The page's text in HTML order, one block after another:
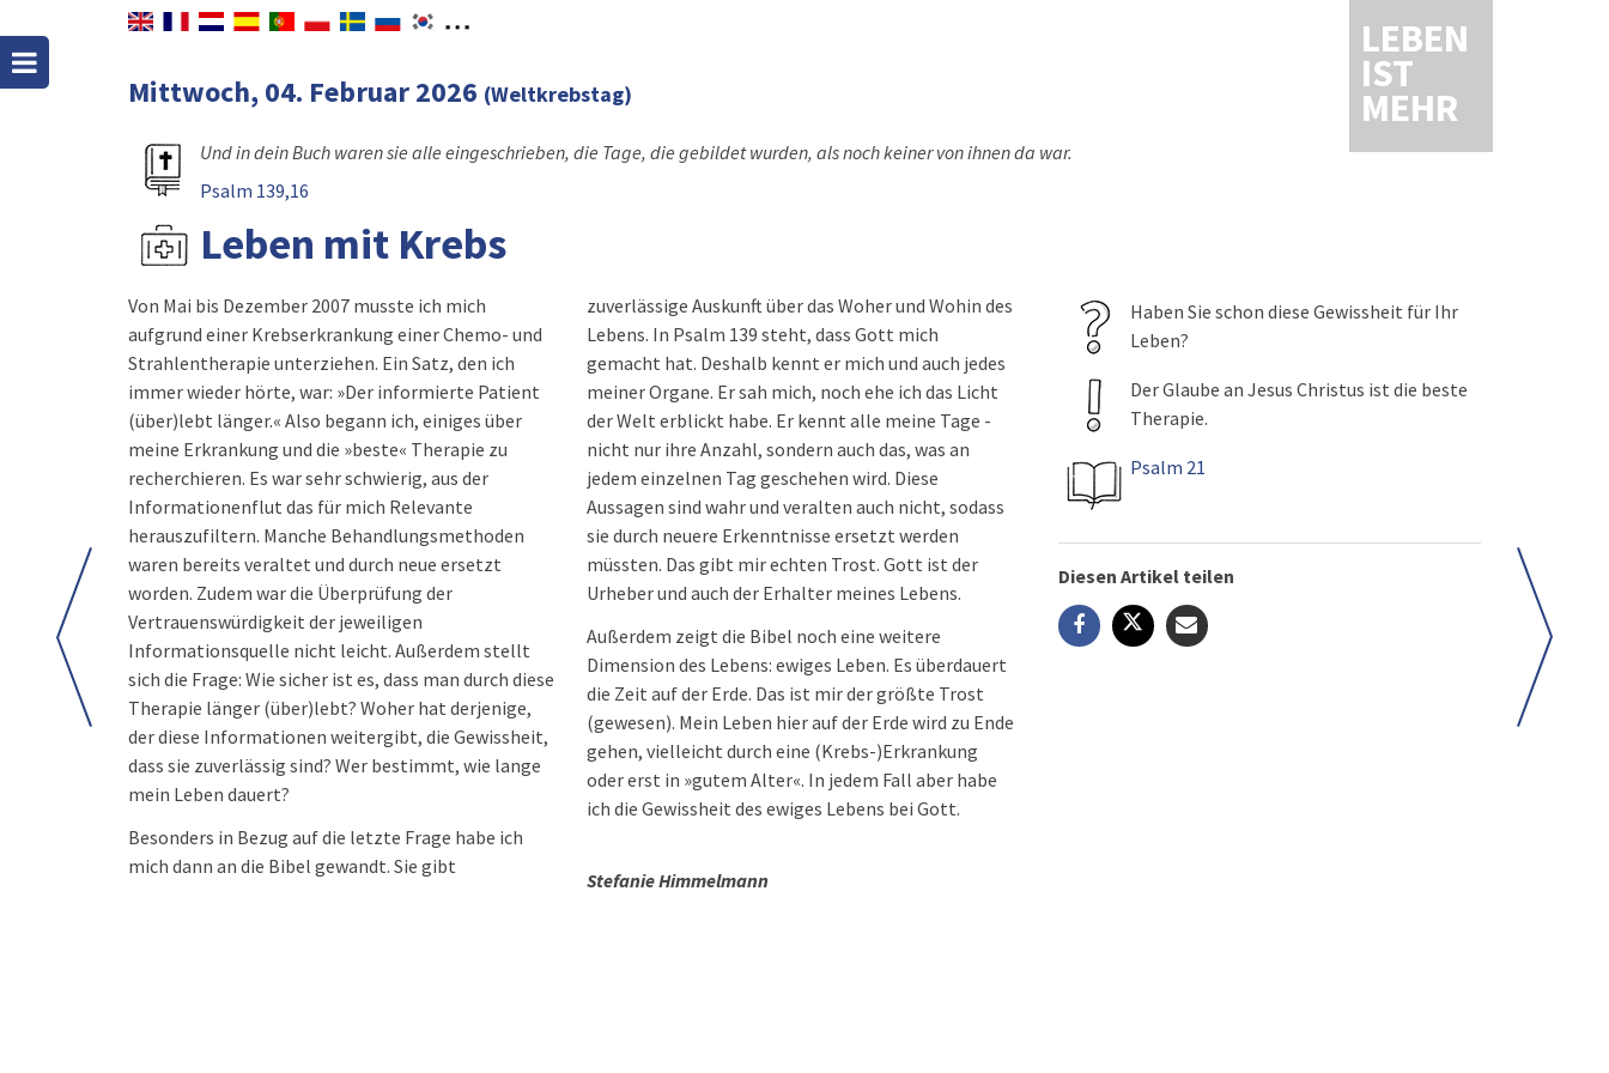
LEBEN
IST
MEHR
Mittwoch, 04. Februar 2026 (Weltkrebstag)
Und in dein Buch waren sie alle eingeschrieben, die Tage, die gebildet wurden, als noch keiner von ihnen da war.
Psalm 139,16
Leben mit Krebs
Von Mai bis Dezember 2007 musste ich mich
aufgrund einer Krebserkrankung einer Chemo- und
Strahlentherapie unterziehen. Ein Satz, den ich
immer wieder hörte, war: »Der informierte Patient
(über)lebt länger.« Also begann ich, einiges über
meine Erkrankung und die »beste« Therapie zu
recherchieren. Es war sehr schwierig, aus der
Informationenflut das für mich Relevante
herauszufiltern. Manche Behandlungsmethoden
waren bereits veraltet und durch neue ersetzt
worden. Zudem war die Überprüfung der
Vertrauenswürdigkeit der jeweiligen
Informationsquelle nicht leicht. Außerdem stellt
sich die Frage: Wie sicher ist es, dass man durch diese
Therapie länger (über)lebt? Woher hat derjenige,
der diese Informationen weitergibt, die Gewissheit,
dass sie zuverlässig sind? Wer bestimmt, wie lange
mein Leben dauert?
Besonders in Bezug auf die letzte Frage habe ich
mich dann an die Bibel gewandt. Sie gibt
zuverlässige Auskunft über das Woher und Wohin des
Lebens. In Psalm 139 steht, dass Gott mich
gemacht hat. Deshalb kennt er mich und auch jedes
meiner Organe. Er sah mich, noch ehe ich das Licht
der Welt erblickt habe. Er kennt alle meine Tage -
nicht nur ihre Anzahl, sondern auch das, was an
jedem einzelnen Tag geschehen wird. Diese
Aussagen sind wahr und veralten auch nicht, sodass
sie durch neuere Erkenntnisse ersetzt werden
müssten. Das gibt mir echten Trost. Gott ist der
Urheber und auch der Erhalter meines Lebens.
Außerdem zeigt die Bibel noch eine weitere
Dimension des Lebens: ewiges Leben. Es überdauert
die Zeit auf der Erde. Das ist mir der größte Trost
(gewesen). Mein Leben hier auf der Erde wird zu Ende
gehen, vielleicht durch eine (Krebs-)Erkrankung
oder erst in »gutem Alter«. In jedem Fall aber habe
ich die Gewissheit des ewiges Lebens bei Gott.
Stefanie Himmelmann
Haben Sie schon diese Gewissheit für Ihr
Leben?
Der Glaube an Jesus Christus ist die beste
Therapie.
Psalm 21
Diesen Artikel teilen